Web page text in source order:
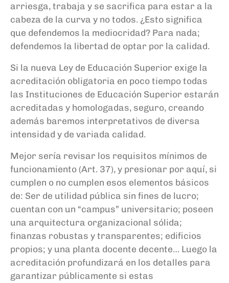
arriesga, trabaja y se sacrifica para estar a la
cabeza de la curva y no todos. ¿Esto significa
que defendemos la mediocridad? Para nada;
defendemos la libertad de optar por la calidad.
Si la nueva Ley de Educación Superior exige la
acreditación obligatoria en poco tiempo todas
las Instituciones de Educación Superior estarán
acreditadas y homologadas, seguro, creando
además baremos interpretativos de diversa
intensidad y de variada calidad.
Mejor sería revisar los requisitos mínimos de
funcionamiento (Art. 37), y presionar por aquí, si
cumplen o no cumplen esos elementos básicos
de: Ser de utilidad pública sin fines de lucro;
cuentan con un “campus” universitario; poseen
una arquitectura organizacional sólida;
finanzas robustas y transparentes; edificios
propios; y una planta docente decente… Luego la
acreditación profundizará en los detalles para
garantizar públicamente si estas